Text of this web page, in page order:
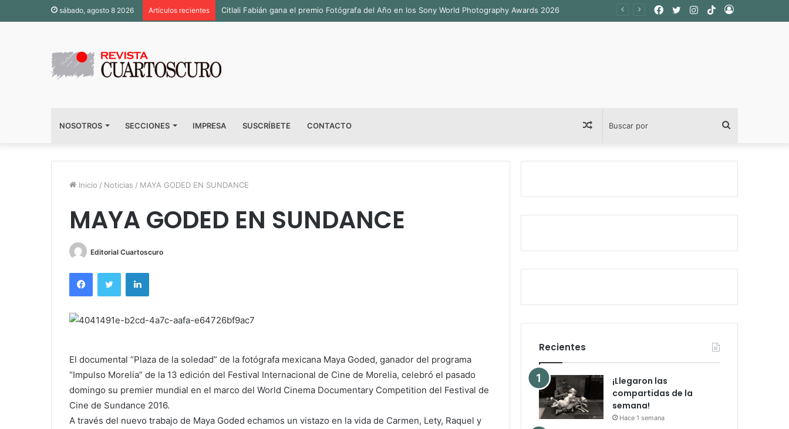
sábado, agosto 8 2026 Artículos recientes Inauguran sala permanente «Pedro Valtierra» en la Fototeca de Zacatecas Acceso
TikTok
Instagram
Twitter
Facebook
NOSOTROS SECCIONES IMPRESA SUSCRÍBETE CONTACTO
por
Publicación
al
azar
Inicio / Noticias / MAYA GODED EN SUNDANCE
MAYA GODED EN SUNDANCE
Editorial Cuartoscuro
FacebookTwitter LinkedIn
El documental “Plaza de la soledad” de la fotógrafa mexicana Maya Goded, ganador del programa
“Impulso Morelia” de la 13 edición del Festival Internacional de Cine de Morelia, celebró el pasado
domingo su premier mundial en el marco del World Cinema Documentary Competition del Festival de
Cine de Sundance 2016.
A través del nuevo trabajo de Maya Goded echamos un vistazo en la vida de Carmen, Lety, Raquel y
Recientes
¡Llegaron las
compartidas de la
semana!
Hace 1 semana